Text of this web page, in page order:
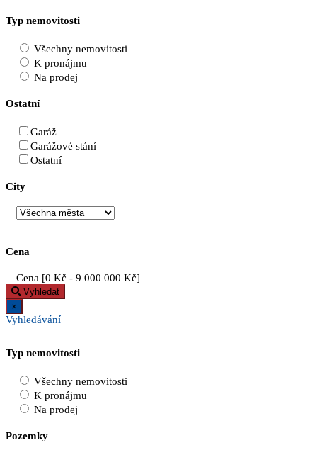
Typ nemovitosti
Všechny nemovitosti
K pronájmu
Na prodej
Ostatní
Garáž
Garážové stání
Ostatní
City
Cena
Cena [0 Kč - 9 000 000 Kč]
Vyhledat
×
Vyhledávání
Typ nemovitosti
Všechny nemovitosti
K pronájmu
Na prodej
Pozemky